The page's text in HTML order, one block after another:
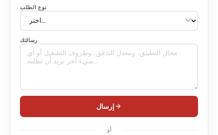
نوع الطلب
رسالتك
إرسال
أو